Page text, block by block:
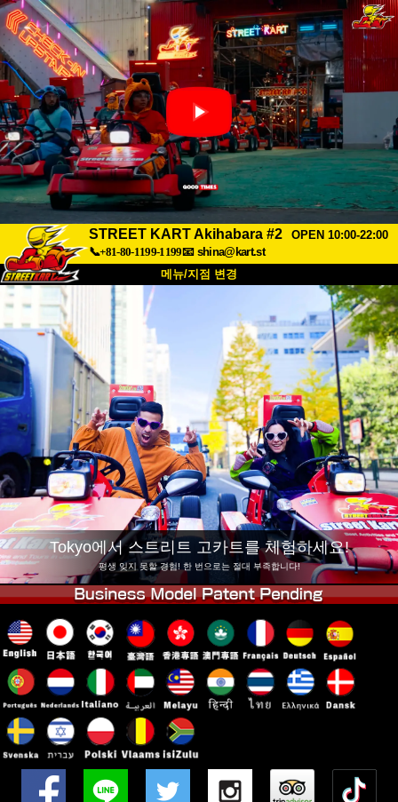
STREET KART Akihabara #2
OPEN 10:00-22:00
📞+81-80-1199-1199📧 shina@kart.st
메뉴/지점 변경
소개 가격
접근성 고객 리뷰 자주 묻는 질문
회사 정보 예약
지점 변경
도쿄 시나가와 #1 도쿄 아키하바라#1
도쿄 아키하바라#2 도쿄 시부야
도쿄 시부야 애넥스 도쿄 베이
도쿄 아사쿠사 오사카
오키나와
Tokyo에서 스트리트 고카트를 체험하세요!
평생 잊지 못할 경험! 한 번으로는 절대 부족합니다!